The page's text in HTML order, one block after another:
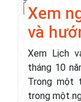
Xem
và
Xem Lịch
tháng 10
Trong một
trong một